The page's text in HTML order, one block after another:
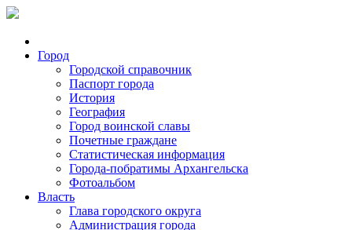
Город
Городской справочник
Паспорт города
История
География
Город воинской славы
Почетные граждане
Статистическая информация
Города-побратимы Архангельска
Фотоальбом
Власть
Глава городского округа
Администрация города